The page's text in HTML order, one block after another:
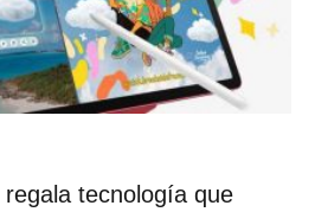
tecnología que